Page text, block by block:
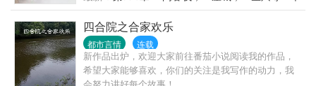
遭遇情爱的故事。
人（大结局）
四合院之合家欢乐
都市言情 连载
新作品出炉，欢迎大家前往番茄小说阅读我的作品，
希望大家能够喜欢，你们的关注是我写作的动力，我